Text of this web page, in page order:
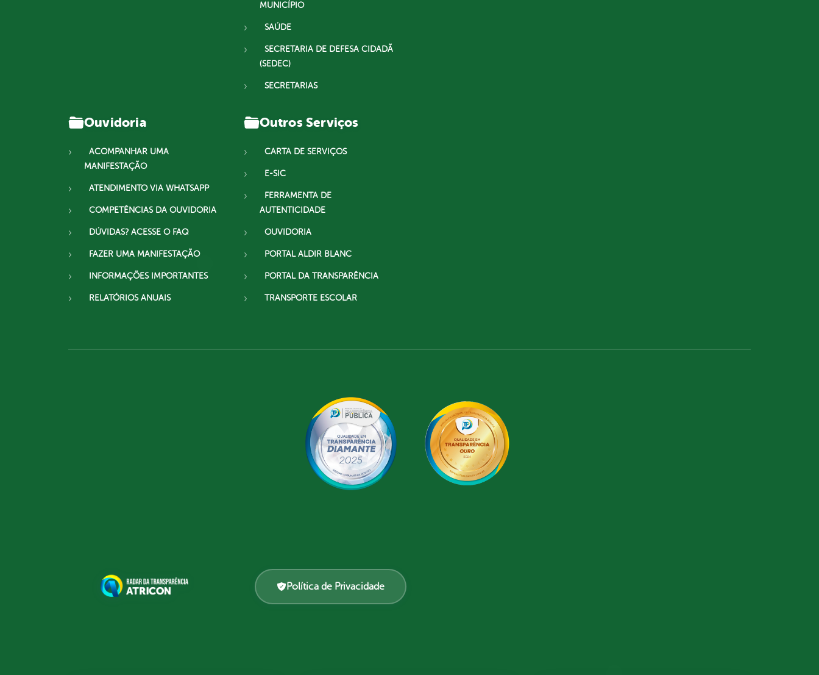
MUNICÍPIO
SAÚDE
SECRETARIA DE DEFESA CIDADÃ
(SEDEC)
SECRETARIAS
Ouvidoria
ACOMPANHAR UMA
MANIFESTAÇÃO
ATENDIMENTO VIA WHATSAPP
COMPETÊNCIAS DA OUVIDORIA
DÚVIDAS? ACESSE O FAQ
FAZER UMA MANIFESTAÇÃO
INFORMAÇÕES IMPORTANTES
RELATÓRIOS ANUAIS
Outros Serviços
CARTA DE SERVIÇOS
E-SIC
FERRAMENTA DE
AUTENTICIDADE
OUVIDORIA
PORTAL ALDIR BLANC
PORTAL DA TRANSPARÊNCIA
TRANSPORTE ESCOLAR
Política de Privacidade